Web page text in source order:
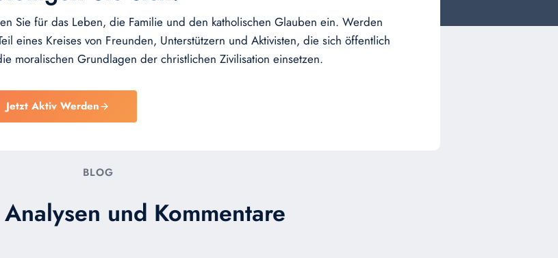
Sie für das Leben, die Familie und den katholischen Glauben ein. Werden
eines Kreises von Freunden, Unterstützern und Aktivisten, die sich öffentlich
moralischen Grundlagen der christlichen Zivilisation einsetzen.
Jetzt Aktiv Werden
BLOG
und Kommentare